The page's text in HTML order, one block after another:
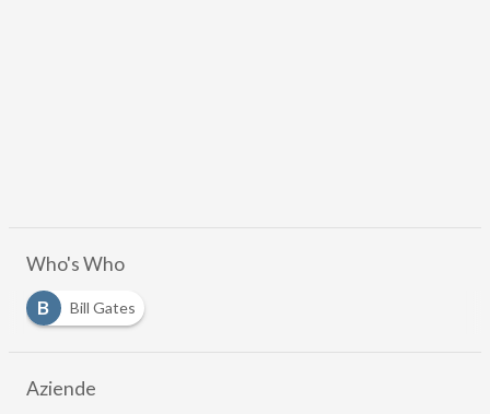
Who's Who
B
Bill Gates
Aziende